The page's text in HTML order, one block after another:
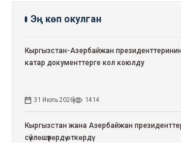
Эң көп окулган
Кыргызстан-Азербайжан президенттеринин
катар документтерге кол коюлду
31 Июль 2026 1414
Кыргызстан жана Азербайжан
сүйлөшүүлөрдү өткөрдү